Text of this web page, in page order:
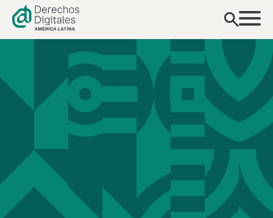
contenido